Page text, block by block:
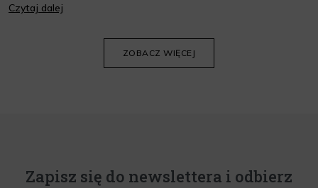
oraz wiedzieć, jak dopasować je do potrzeb własnej skóry.
Czytaj dalej
ZOBACZ WIĘCEJ
Zapisz się do newslettera i odbierz